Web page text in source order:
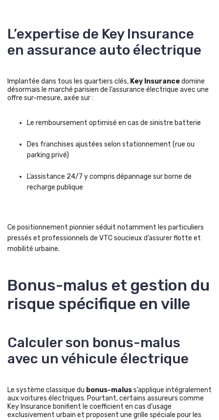
L’expertise de Key Insurance
en assurance auto électrique
Implantée dans tous les quartiers clés, Key Insurancedomine
désormais le marché parisien de l’assurance électrique avec une
offre sur-mesure, axée sur :
Le remboursement optimisé en cas de sinistre batterie
Des franchises ajustées selon stationnement (rue ou
parking privé)
L’assistance 24/7 y compris dépannage sur borne de
recharge publique
Ce positionnement pionnier séduit notamment les particuliers
pressés et professionnels de VTC soucieux d’assurer flotte et
mobilité urbaine.
Bonus-malus et gestion du
risque spécifique en ville
Calculer son bonus-malus
avec un véhicule électrique
Le système classique du bonus-maluss’applique intégralement
aux voitures électriques. Pourtant, certains assureurs comme
Key Insurance bonifient le coefficient en cas d’usage
exclusivement urbain et proposent une grille spéciale pour les